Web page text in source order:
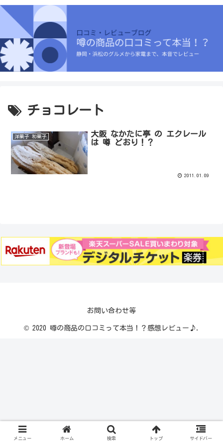
チョコレート
洋菓子 和菓子
大阪 なかたに亭 の エクレール
は 噂 どおり！？
2011.01.09
お問い合わせ等
© 2020 噂の商品の口コミって本当！？感想レビュー♪.
メニュー ホーム 検索 トップ サイドバー